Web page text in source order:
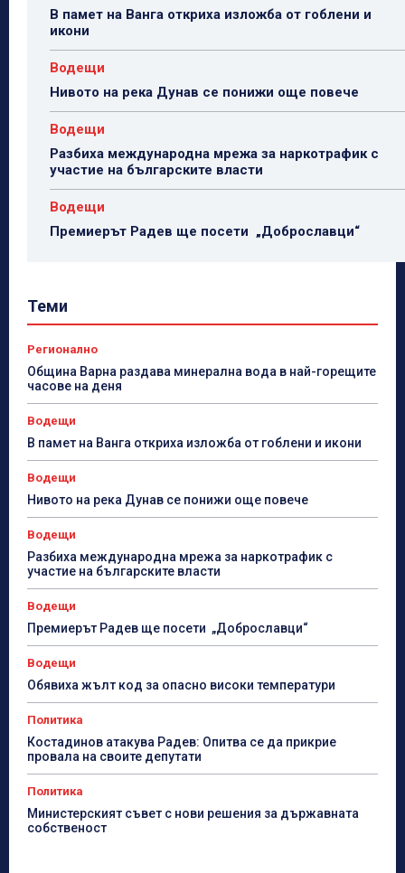
В памет на Ванга откриха изложба от гоблени и
икони
Водещи
Нивото на река Дунав се понижи още повече
Водещи
Разбиха международна мрежа за наркотрафик с
участие на българските власти
Водещи
Премиерът Радев ще посети „Доброславци“
Теми
Регионално
Община Варна раздава минерална вода в най-горещите
часове на деня
Водещи
В памет на Ванга откриха изложба от гоблени и икони
Водещи
Нивото на река Дунав се понижи още повече
Водещи
Разбиха международна мрежа за наркотрафик с
участие на българските власти
Водещи
Премиерът Радев ще посети „Доброславци“
Водещи
Обявиха жълт код за опасно високи температури
Политика
Костадинов атакува Радев: Опитва се да прикрие
провала на своите депутати
Политика
Министерският съвет с нови решения за държавната
собственост